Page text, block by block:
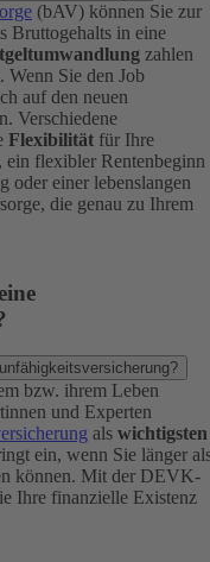
(bAV) können Sie zur
Bruttogehalts in eine
zahlen
. Wenn Sie den Job
auf den neuen
Verschiedene
Flexibilität für Ihre
ein flexibler Rentenbeginn
oder einer lebenslangen
die genau zu Ihrem
bzw. ihrem Leben
und Experten
als wichtigsten
ein, wenn Sie länger
können. Mit der DEVK-
Ihre finanzielle Existenz